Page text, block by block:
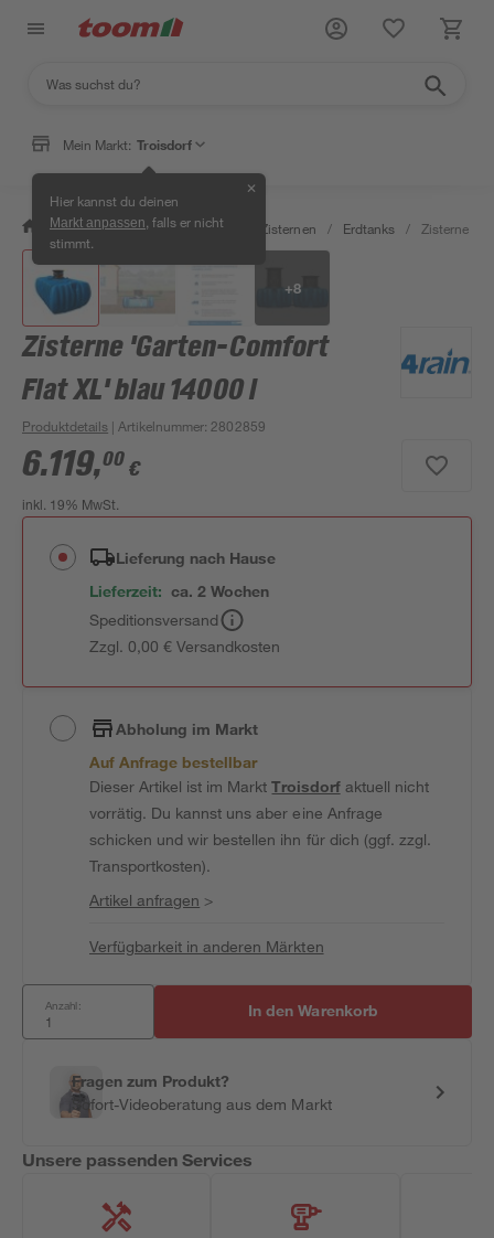
Mein Markt: Troisdorf
Hier kannst du deinen
Markt anpassen , falls er nicht
stimmt.
✕
/ Garten & Freizeit / Erdtanks & Zisternen / Erdtanks / Zisterne
+8
Zisterne 'Garten-Comfort
Flat XL' blau 14000 l
Produktdetails | Artikelnummer: 2802859
6.119,00 €
inkl. 19% MwSt.
Lieferung nach Hause
Lieferzeit: ca. 2 Wochen
Speditionsversand
Zzgl. 0,00 € Versandkosten
Abholung im Markt
Auf Anfrage bestellbar
Dieser Artikel ist im MarktTroisdorfaktuell nicht
vorrätig. Du kannst uns aber eine Anfrage
schicken und wir bestellen ihn für dich (ggf. zzgl.
Transportkosten).
Artikel anfragen >
Verfügbarkeit in anderen Märkten
Anzahl: In den Warenkorb
Fragen zum Produkt?
Sofort-Videoberatung aus dem Markt
Unsere passenden Services